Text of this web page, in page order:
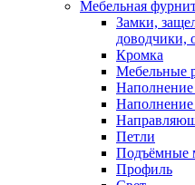
Мебельная
Замки,
доводчики,
Кромка
Мебельные
Наполнение
Петли
Подъёмные
Профиль